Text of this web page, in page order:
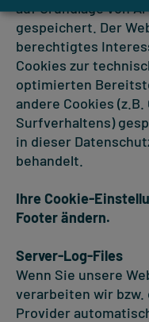
auf Grundlage von
gespeichert. Der
berechtigtes
Cookies zur
optimierten
andere Cookies
Surfverhaltens)
in dieser
behandelt.
Ihre Cookie-
Footer ändern.
Server-Log-Files
Wenn Sie unsere
verarbeiten wir
Provider